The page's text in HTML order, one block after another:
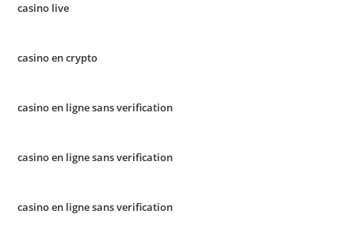
casino live
casino en crypto
casino en ligne sans verification
casino en ligne sans verification
casino en ligne sans verification